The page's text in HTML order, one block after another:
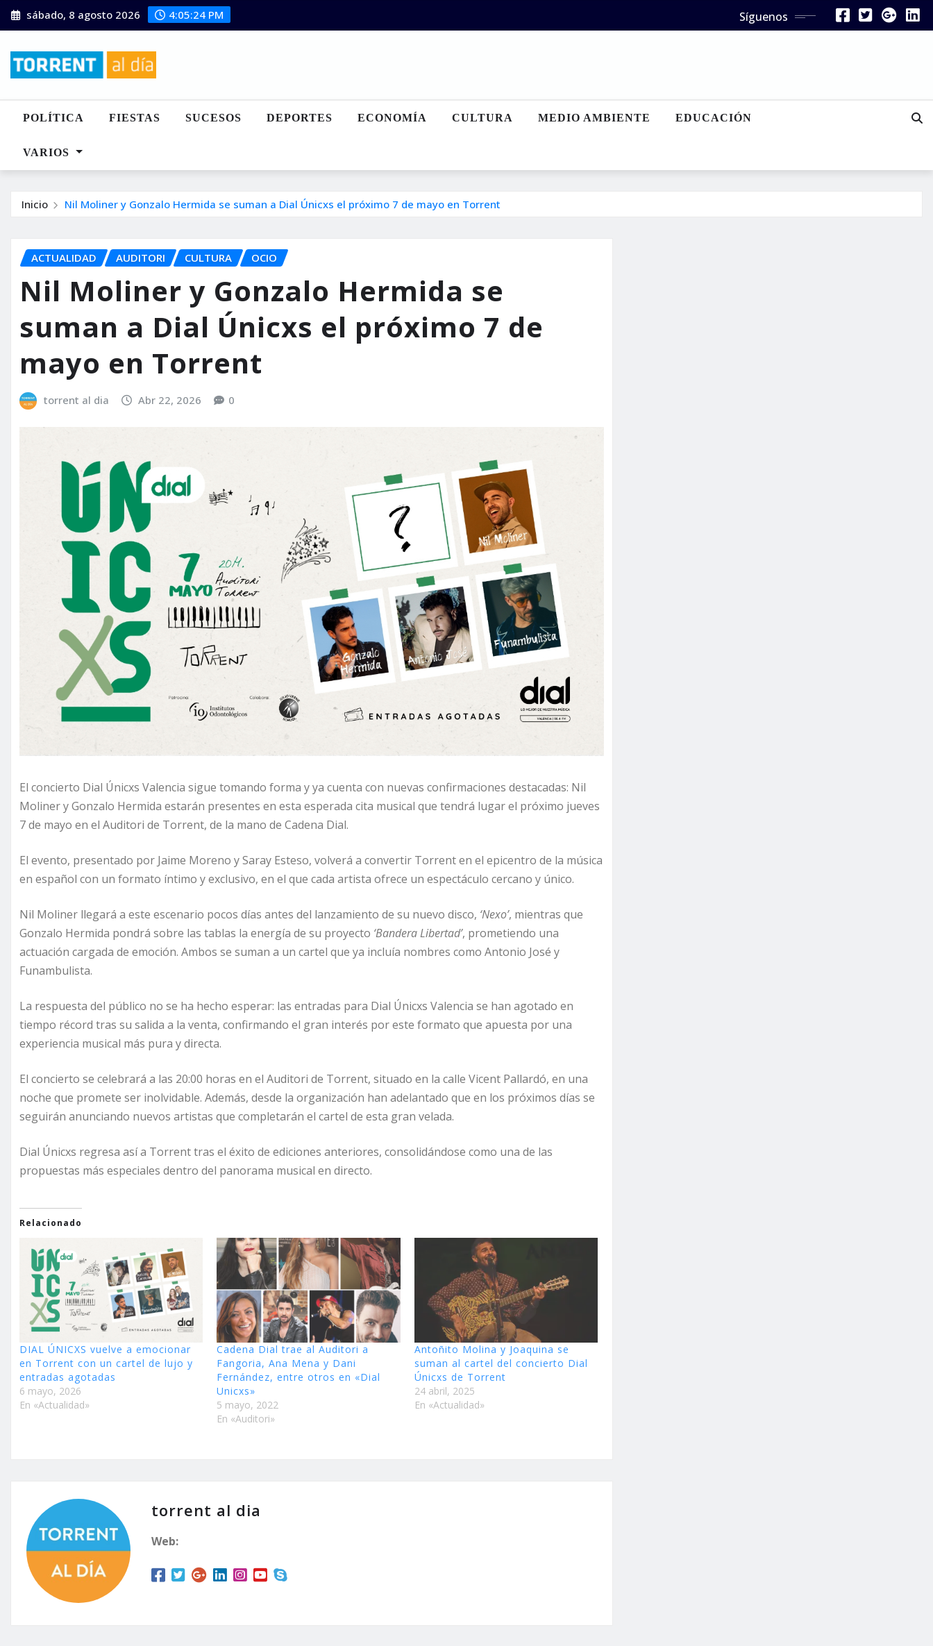
Saltar
al
sábado, 8 agosto 2026 4:05:26 PM Síguenos
POLÍTICA FIESTAS SUCESOS DEPORTES ECONOMÍA CULTURA MEDIO AMBIENTE EDUCACIÓN
VARIOS
Inicio Nil Moliner y Gonzalo Hermida se suman a Dial Únicxs el próximo 7 de mayo en Torrent
ACTUALIDAD AUDITORI CULTURA OCIO
Nil Moliner y Gonzalo Hermida se
suman a Dial Únicxs el próximo 7 de
mayo en Torrent
torrent al dia Abr 22, 2026 0
El concierto Dial Únicxs Valencia sigue tomando forma y ya cuenta con nuevas confirmaciones destacadas: Nil
Moliner y Gonzalo Hermida estarán presentes en esta esperada cita musical que tendrá lugar el próximo jueves
7 de mayo en el Auditori de Torrent, de la mano de Cadena Dial.
El evento, presentado por Jaime Moreno y Saray Esteso, volverá a convertir Torrent en el epicentro de la música
en español con un formato íntimo y exclusivo, en el que cada artista ofrece un espectáculo cercano y único.
Nil Moliner llegará a este escenario pocos días antes del lanzamiento de su nuevo disco, ‘Nexo’, mientras que
Gonzalo Hermida pondrá sobre las tablas la energía de su proyecto ‘Bandera Libertad’, prometiendo una
actuación cargada de emoción. Ambos se suman a un cartel que ya incluía nombres como Antonio José y
Funambulista.
La respuesta del público no se ha hecho esperar: las entradas para Dial Únicxs Valencia se han agotado en
tiempo récord tras su salida a la venta, confirmando el gran interés por este formato que apuesta por una
experiencia musical más pura y directa.
El concierto se celebrará a las 20:00 horas en el Auditori de Torrent, situado en la calle Vicent Pallardó, en una
noche que promete ser inolvidable. Además, desde la organización han adelantado que en los próximos días se
seguirán anunciando nuevos artistas que completarán el cartel de esta gran velada.
Dial Únicxs regresa así a Torrent tras el éxito de ediciones anteriores, consolidándose como una de las
propuestas más especiales dentro del panorama musical en directo.
Relacionado
DIAL ÚNICXS vuelve a emocionar
en Torrent con un cartel de lujo y
entradas agotadas
6 mayo, 2026
En «Actualidad»
Cadena Dial trae al Auditori a
Fangoria, Ana Mena y Dani
Fernández, entre otros en «Dial
Unicxs»
5 mayo, 2022
En «Auditori»
Antoñito Molina y Joaquina se
suman al cartel del concierto Dial
Únicxs de Torrent
24 abril, 2025
En «Actualidad»
torrent al dia
Web: